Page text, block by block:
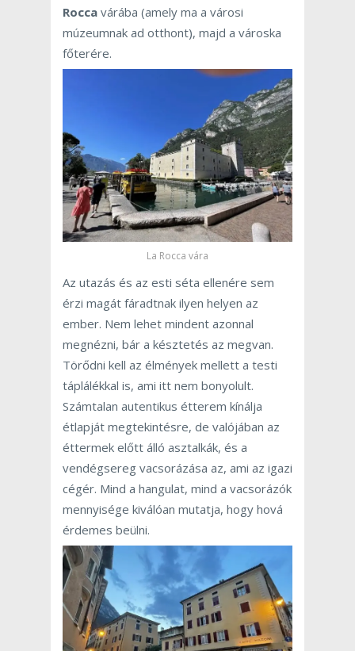
Rocca várába (amely ma a városi
múzeumnak ad otthont), majd a városka
főterére.
La Rocca vára
Az utazás és az esti séta ellenére sem
érzi magát fáradtnak ilyen helyen az
ember. Nem lehet mindent azonnal
megnézni, bár a késztetés az megvan.
Törődni kell az élmények mellett a testi
táplálékkal is, ami itt nem bonyolult.
Számtalan autentikus étterem kínálja
étlapját megtekintésre, de valójában az
éttermek előtt álló asztalkák, és a
vendégsereg vacsorázása az, ami az igazi
cégér. Mind a hangulat, mind a vacsorázók
mennyisége kiválóan mutatja, hogy hová
érdemes beülni.